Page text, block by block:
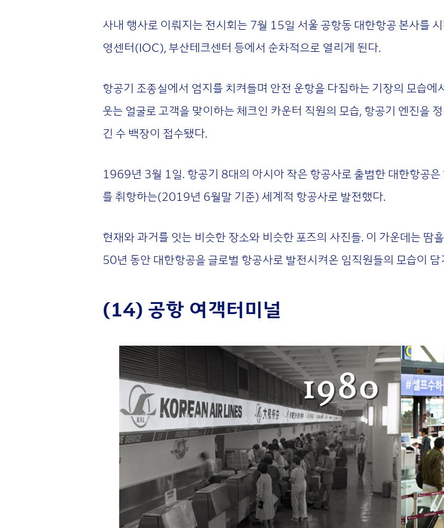
사내 행사로 이뤄지는 전시회는 7월 15일 서울 공항동 대한항공 본사를
영센터(IOC), 부산테크센터 등에서 순차적으로 열리게 된다.
항공기 조종실에서 엄지를 치켜들며 안전 운항을 다짐하는 기장의 모습
웃는 얼굴로 고객을 맞이하는 체크인 카운터 직원의 모습, 항공기 엔진을
긴 수 백장이 접수됐다.
1969년 3월 1일. 항공기 8대의 아시아 작은 항공사로 출범한 대한항공
를 취항하는(2019년 6월말 기준) 세계적 항공사로 발전했다.
현재와 과거를 잇는 비슷한 장소와 비슷한 포즈의 사진들. 이 가운데는 땀
50년 동안 대한항공을 글로벌 항공사로 발전시켜온 임직원들의 모습이 담
(14) 공항 여객터미널